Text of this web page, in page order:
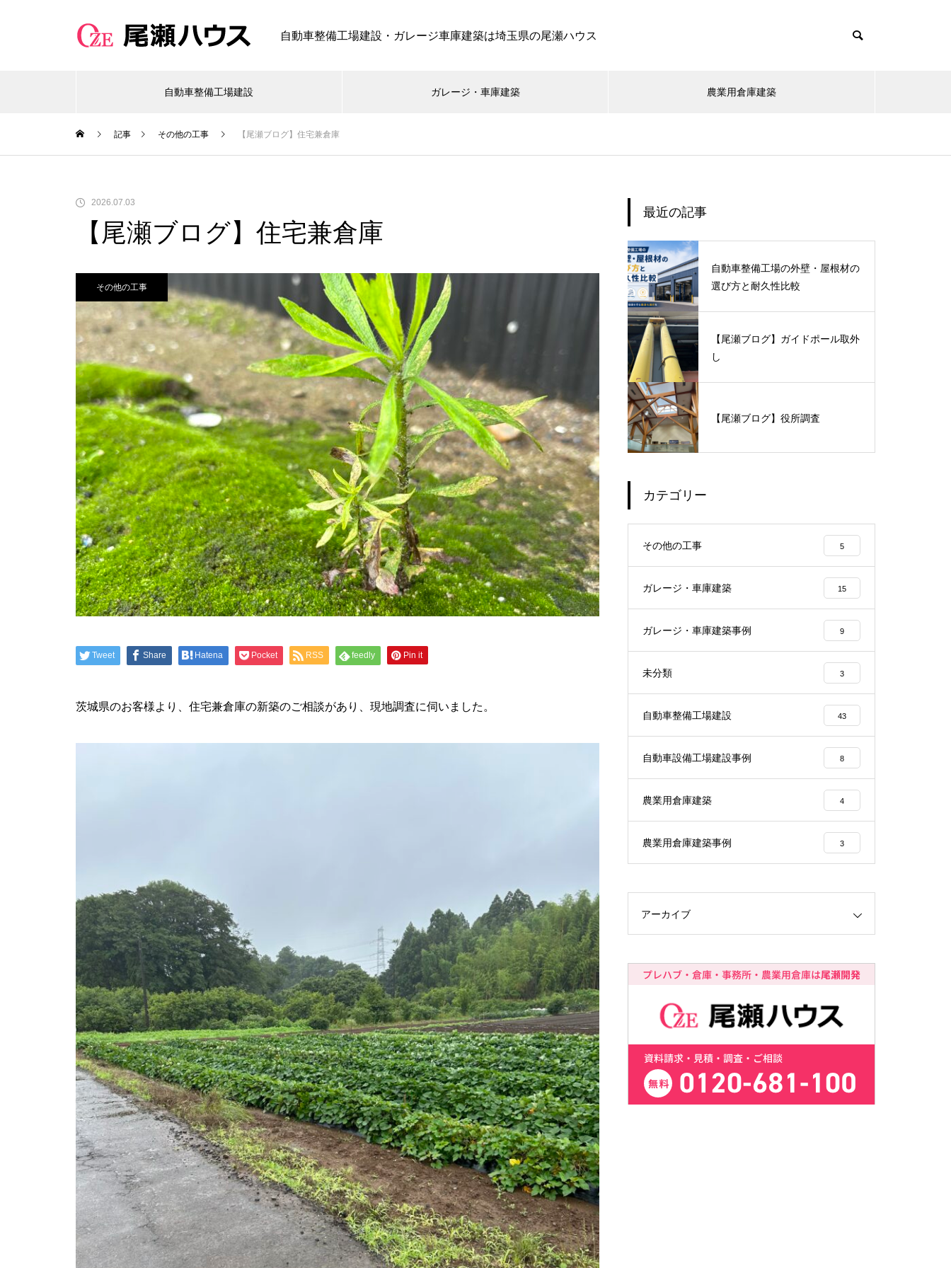
自動車整備工場建設・ガレージ車庫建築は埼玉県の尾瀬ハウス
自動車整備工場建設 ガレージ・車庫建築 農業用倉庫建築
記事 その他の工事 【尾瀬ブログ】住宅兼倉庫
2026.07.03
【尾瀬ブログ】住宅兼倉庫
その他の工事
Tweet Share Hatena Pocket RSS feedly Pin it
茨城県のお客様より、住宅兼倉庫の新築のご相談があり、現地調査に伺いました。
最近の記事
自動車整備工場の外壁・屋根材の
選び方と耐久性比較
【尾瀬ブログ】ガイドポール取外
し
【尾瀬ブログ】役所調査
カテゴリー
その他の工事 5
ガレージ・車庫建築 15
ガレージ・車庫建築事例 9
未分類 3
自動車整備工場建設 43
自動車設備工場建設事例 8
農業用倉庫建築 4
農業用倉庫建築事例 3
アーカイブ